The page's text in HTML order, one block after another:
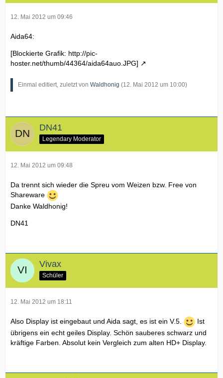
12. Mai 2012 um 09:46
Aida64:
[Blockierte Grafik: http://pic-
hoster.net/thumb/44364/aida64auo.JPG]
Einmal editiert, zuletzt von Waldhonig (12. Mai 2012 um 10:00)
DN41
Legendary Moderator
12. Mai 2012 um 09:48
Da trennt sich wieder die Spreu vom Weizen bzw. Free von
Shareware
Danke Waldhonig!
DN41
Vivax
Schüler
12. Mai 2012 um 18:11
Also Display ist eingebaut und Aida sagt, es ist ein V.5.
Ist
übrigens ein echt geiles Display. Schön sauberes schwarz und
kräftige Farben. Absolut kein Vergleich zum alten HD+ Display.